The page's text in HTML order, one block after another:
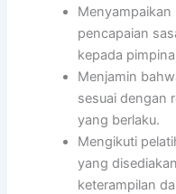
Menyampaikan
pencapaian
kepada
Menjamin
sesuai dengan
yang berlaku.
Mengikuti
yang
keterampilan